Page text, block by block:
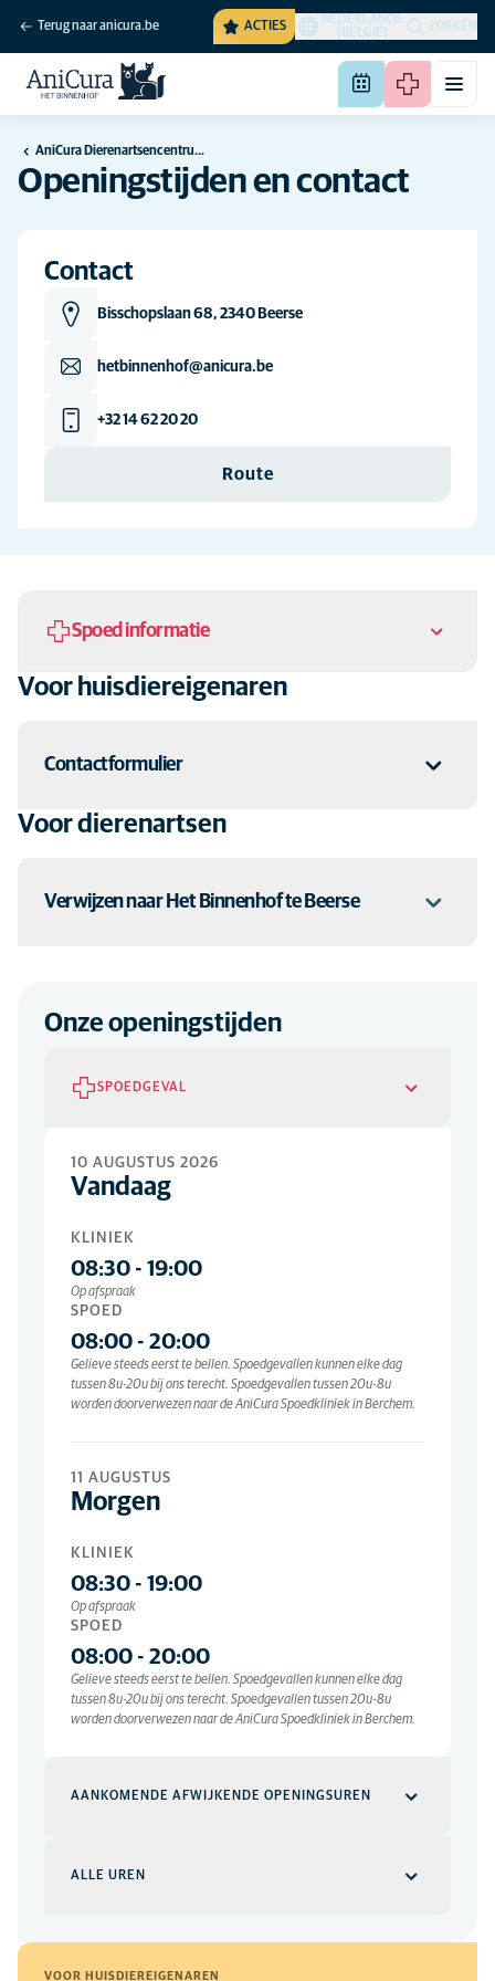
Terug naar anicura.be ACTIES
NEDERLANDS
(BELGIË)
ZOEKEN
AniCura Dierenartsencentrum Het Binnenhof te Beerse
Openingstijden en contact
Contact
Bisschopslaan 68, 2340 Beerse
hetbinnenhof@anicura.be
+32 14 62 20 20
Route
Spoed informatie
Voor huisdiereigenaren
Contactformulier
Voor dierenartsen
Verwijzen naar Het Binnenhof te Beerse
de patiënt alsook alle resultaten van beeldvorming en
Onze openingstijden
SPOEDGEVAL
Spoed
ELKE DAG
Gelieve steeds eerst te bellen. Spoedgevallen kunnen elke dag
tussen 8u-20u bij ons terecht. Spoedgevallen tussen 20u-8u
worden doorverwezen naar de AniCura Spoedkliniek in Berchem.
10 AUGUSTUS 2026
Vandaag
KLINIEK
08:30 - 19:00
Op afspraak
SPOED
08:00 - 20:00
Gelieve steeds eerst te bellen. Spoedgevallen kunnen elke dag
tussen 8u-20u bij ons terecht. Spoedgevallen tussen 20u-8u
worden doorverwezen naar de AniCura Spoedkliniek in Berchem.
11 AUGUSTUS
Morgen
KLINIEK
08:30 - 19:00
Op afspraak
SPOED
08:00 - 20:00
Gelieve steeds eerst te bellen. Spoedgevallen kunnen elke dag
tussen 8u-20u bij ons terecht. Spoedgevallen tussen 20u-8u
worden doorverwezen naar de AniCura Spoedkliniek in Berchem.
AANKOMENDE AFWIJKENDE OPENINGSUREN
25 Dec
ALLE UREN
WEEKDAGEN
VOOR HUISDIEREIGENAREN